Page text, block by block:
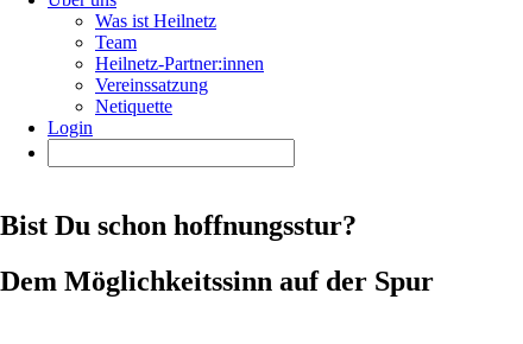
Was ist Heilnetz
Team
Heilnetz-Partner:innen
Vereinssatzung
Netiquette
Login
Bist Du schon hoffnungsstur?
Dem Möglichkeitssinn auf der Spur